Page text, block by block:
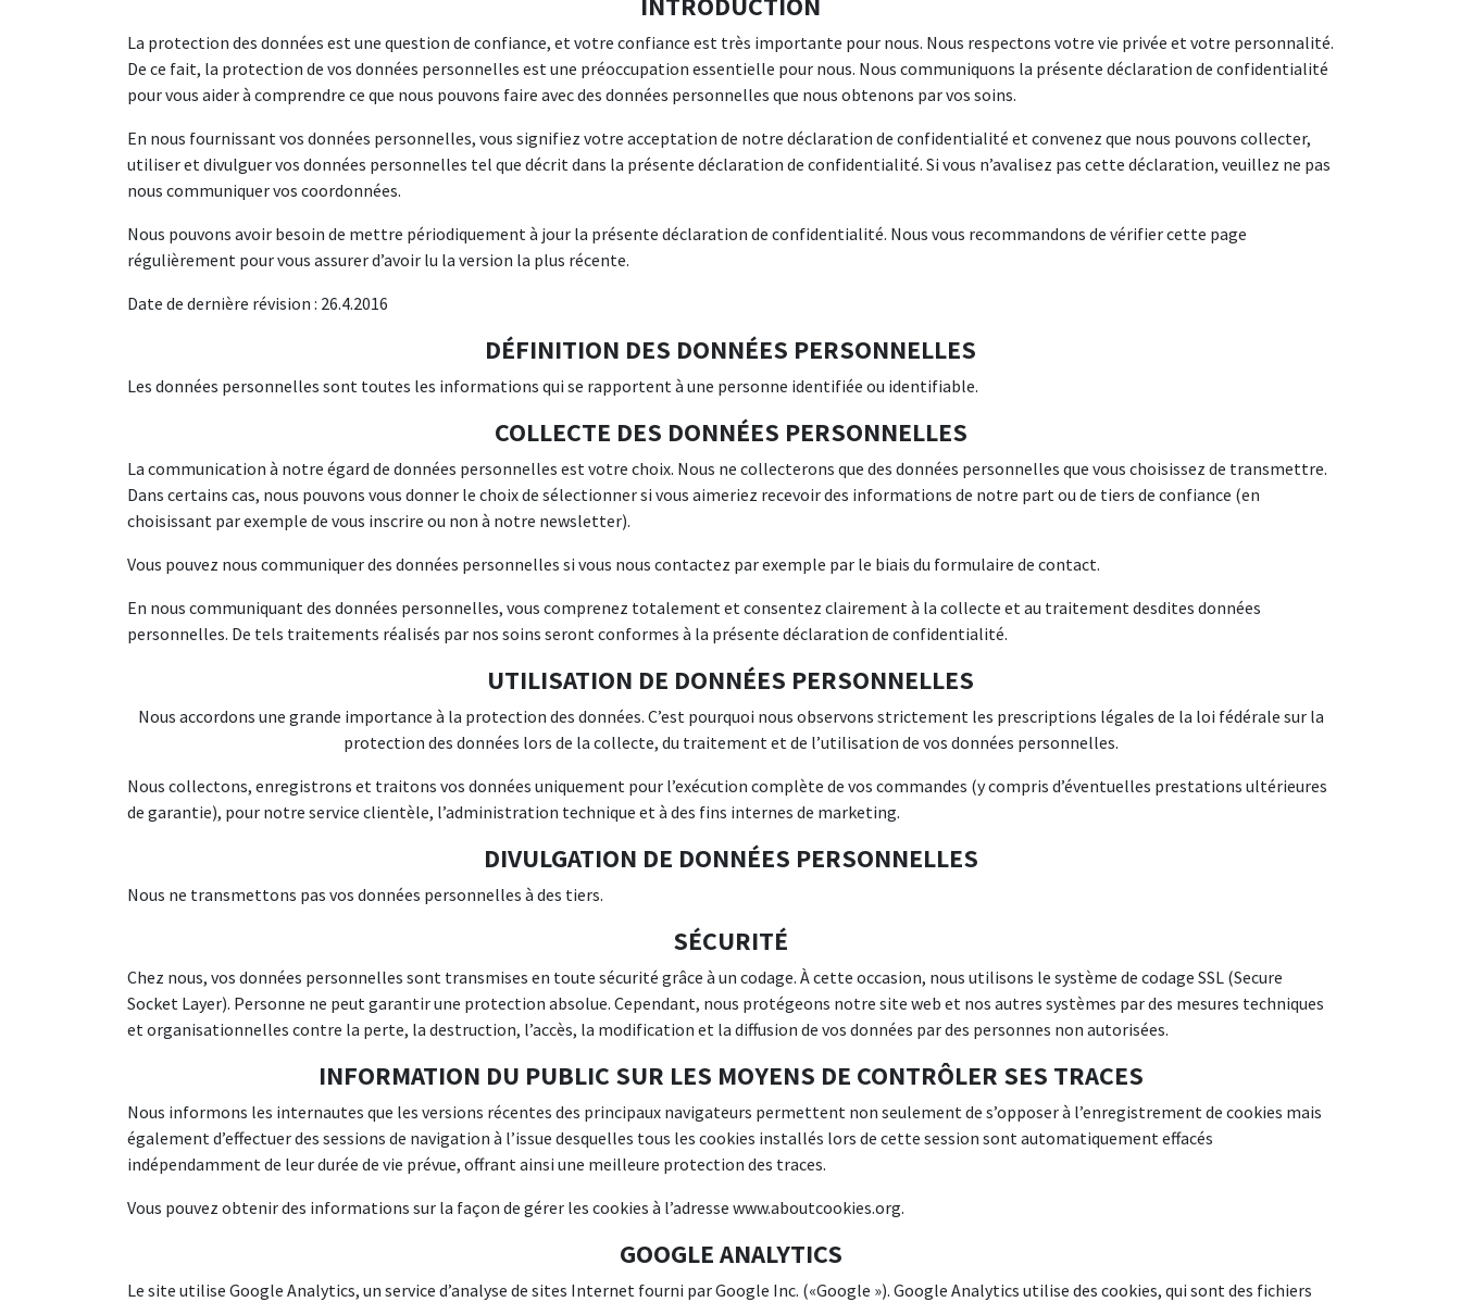
La protection des données est une question de confiance, et votre confiance est très importante pour nous. Nous respectons votre vie privée et votre personnalité.
De ce fait, la protection de vos données personnelles est une préoccupation essentielle pour nous. Nous communiquons la présente déclaration de confidentialité
pour vous aider à comprendre ce que nous pouvons faire avec des données personnelles que nous obtenons par vos soins.
En nous fournissant vos données personnelles, vous signifiez votre acceptation de notre déclaration de confidentialité et convenez que nous pouvons collecter,
utiliser et divulguer vos données personnelles tel que décrit dans la présente déclaration de confidentialité. Si vous n’avalisez pas cette déclaration, veuillez ne pas
nous communiquer vos coordonnées.
Nous pouvons avoir besoin de mettre périodiquement à jour la présente déclaration de confidentialité. Nous vous recommandons de vérifier cette page
régulièrement pour vous assurer d’avoir lu la version la plus récente.
Date de dernière révision : 26.4.2016
DÉFINITION DES DONNÉES PERSONNELLES
Les données personnelles sont toutes les informations qui se rapportent à une personne identifiée ou identifiable.
COLLECTE DES DONNÉES PERSONNELLES
La communication à notre égard de données personnelles est votre choix. Nous ne collecterons que des données personnelles que vous choisissez de transmettre.
Dans certains cas, nous pouvons vous donner le choix de sélectionner si vous aimeriez recevoir des informations de notre part ou de tiers de confiance (en
choisissant par exemple de vous inscrire ou non à notre newsletter).
Vous pouvez nous communiquer des données personnelles si vous nous contactez par exemple par le biais du formulaire de contact.
En nous communiquant des données personnelles, vous comprenez totalement et consentez clairement à la collecte et au traitement desdites données
personnelles. De tels traitements réalisés par nos soins seront conformes à la présente déclaration de confidentialité.
UTILISATION DE DONNÉES PERSONNELLES
Nous accordons une grande importance à la protection des données. C’est pourquoi nous observons strictement les prescriptions légales de la loi fédérale sur la
protection des données lors de la collecte, du traitement et de l’utilisation de vos données personnelles.
Nous collectons, enregistrons et traitons vos données uniquement pour l’exécution complète de vos commandes (y compris d’éventuelles prestations ultérieures
de garantie), pour notre service clientèle, l’administration technique et à des fins internes de marketing.
DIVULGATION DE DONNÉES PERSONNELLES
Nous ne transmettons pas vos données personnelles à des tiers.
SÉCURITÉ
Chez nous, vos données personnelles sont transmises en toute sécurité grâce à un codage. À cette occasion, nous utilisons le système de codage SSL (Secure
Socket Layer). Personne ne peut garantir une protection absolue. Cependant, nous protégeons notre site web et nos autres systèmes par des mesures techniques
et organisationnelles contre la perte, la destruction, l’accès, la modification et la diffusion de vos données par des personnes non autorisées.
INFORMATION DU PUBLIC SUR LES MOYENS DE CONTRÔLER SES TRACES
Nous informons les internautes que les versions récentes des principaux navigateurs permettent non seulement de s’opposer à l’enregistrement de cookies mais
également d’effectuer des sessions de navigation à l’issue desquelles tous les cookies installés lors de cette session sont automatiquement effacés
indépendamment de leur durée de vie prévue, offrant ainsi une meilleure protection des traces.
Vous pouvez obtenir des informations sur la façon de gérer les cookies à l’adresse www.aboutcookies.org.
GOOGLE ANALYTICS
Le site utilise Google Analytics, un service d’analyse de sites Internet fourni par Google Inc. («Google »). Google Analytics utilise des cookies, qui sont des fichiers